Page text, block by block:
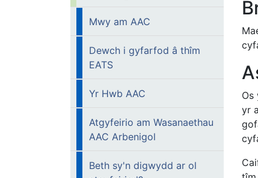
Mwy am AAC
Dewch i gyfarfod â thîm
EATS
Yr Hwb AAC
Atgyfeirio am Wasanaethau
AAC Arbenigol
Beth sy'n digwydd ar ol
Os
yr